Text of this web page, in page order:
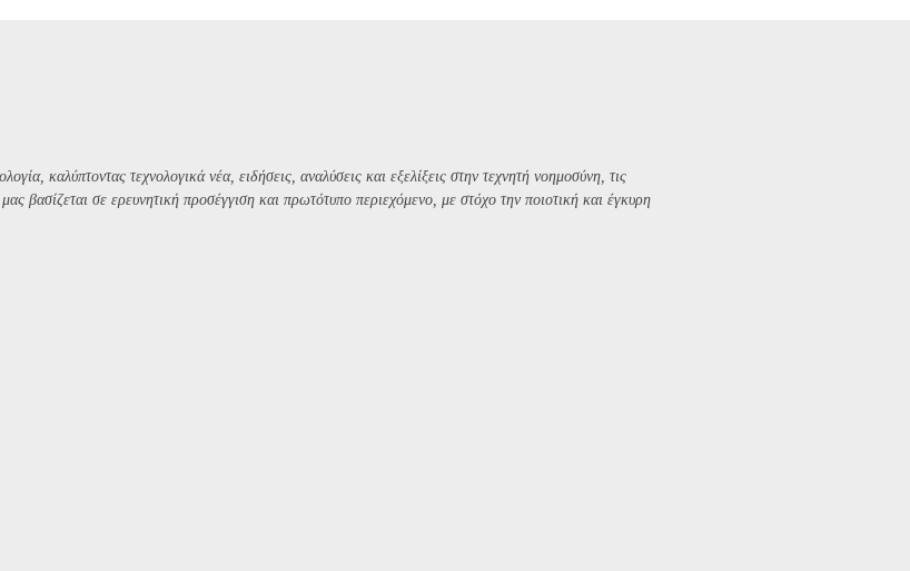
καλύπτοντας τεχνολογικά νέα, ειδήσεις, αναλύσεις και εξελίξεις στην τεχνητή νοημοσύνη, τις
βασίζεται σε ερευνητική προσέγγιση και πρωτότυπο περιεχόμενο, με στόχο την ποιοτική και έγκυρη